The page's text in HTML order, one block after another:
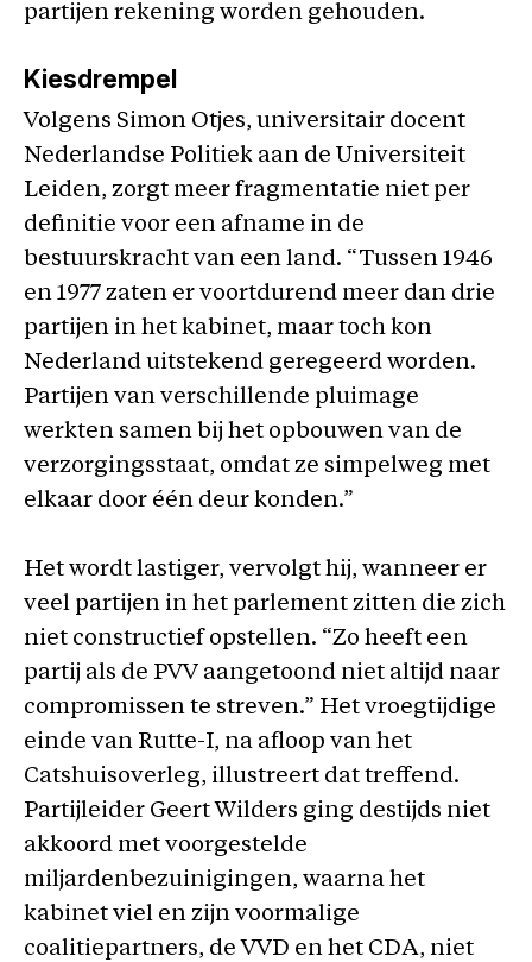
partijen rekening worden gehouden.
Kiesdrempel
Volgens Simon Otjes, universitair docent
Nederlandse Politiek aan de Universiteit
Leiden, zorgt meer fragmentatie niet per
definitie voor een afname in de
bestuurskracht van een land. “Tussen 1946
en 1977 zaten er voortdurend meer dan drie
partijen in het kabinet, maar toch kon
Nederland uitstekend geregeerd worden.
Partijen van verschillende pluimage
werkten samen bij het opbouwen van de
verzorgingsstaat, omdat ze simpelweg met
elkaar door één deur konden.”
Het wordt lastiger, vervolgt hij, wanneer er
veel partijen in het parlement zitten die zich
niet constructief opstellen. “Zo heeft een
partij als de PVV aangetoond niet altijd naar
compromissen te streven.” Het vroegtijdige
einde van Rutte-I, na afloop van het
Catshuisoverleg, illustreert dat treffend.
Partijleider Geert Wilders ging destijds niet
akkoord met voorgestelde
miljardenbezuinigingen, waarna het
kabinet viel en zijn voormalige
coalitiepartners, de VVD en het CDA, niet